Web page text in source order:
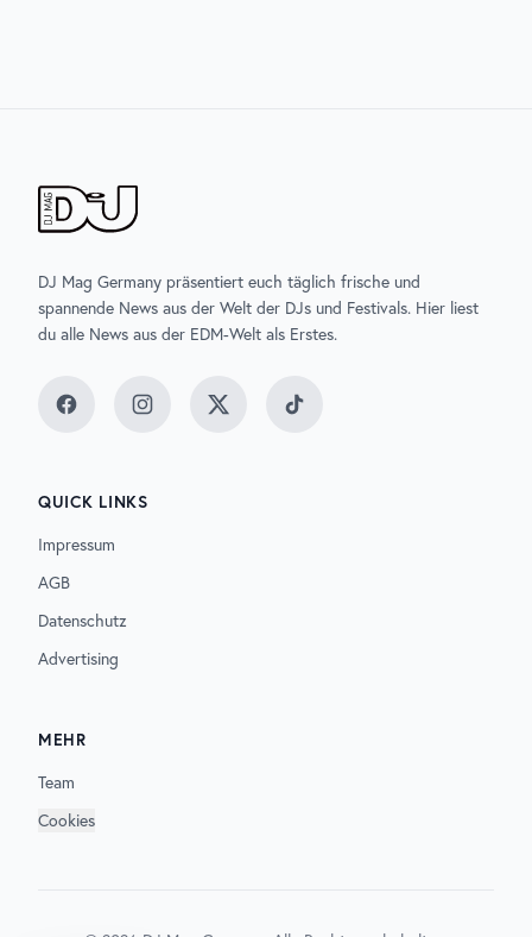
DJ Mag Germany präsentiert euch täglich frische und
spannende News aus der Welt der DJs und Festivals. Hier liest
du alle News aus der EDM-Welt als Erstes.
FacebookInstagramTwitter TikTok
QUICK LINKS
Impressum
AGB
Datenschutz
Advertising
MEHR
Team
Cookies